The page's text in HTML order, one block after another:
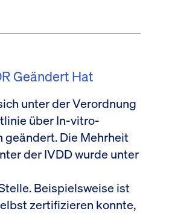
Geändert Hat
unter der Verordnung
über In-vitro-
geändert. Die Mehrheit
der IVDD wurde unter
Beispielsweise ist
zertifizieren konnte,